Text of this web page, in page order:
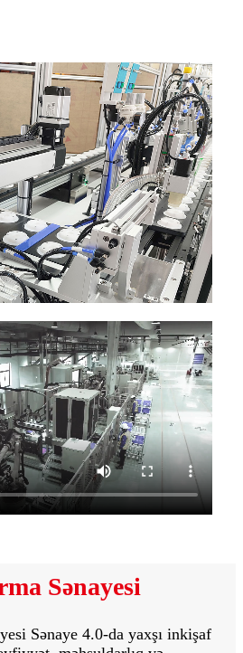
Sənayesi
Sənaye 4.0-da yaxşı inkişaf